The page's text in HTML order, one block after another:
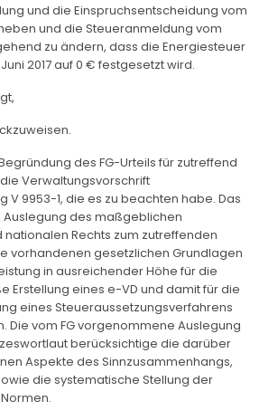
und die Einspruchsentscheidung vom
und die Steueranmeldung vom
zu ändern, dass die Energiesteuer
2017 auf 0 € festgesetzt wird.
des FG-Urteils für zutreffend
Verwaltungsvorschrift
V 9953-1, die es zu beachten habe. Das
Auslegung des maßgeblichen
nationalen Rechts zum zutreffenden
vorhandenen gesetzlichen Grundlagen
in ausreichender Höhe für die
Erstellung eines e-VD und damit für die
eines Steueraussetzungsverfahrens
Die vom FG vorgenommene Auslegung
berücksichtige die darüber
Aspekte des Sinnzusammenhangs,
die systematische Stellung der